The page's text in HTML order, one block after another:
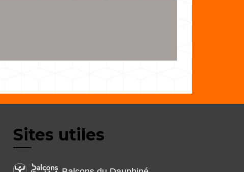
Sites utiles